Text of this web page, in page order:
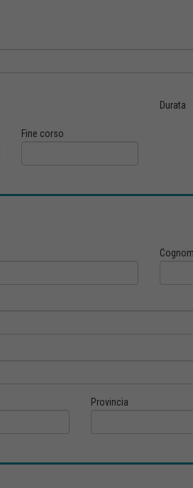
Durata
Fine corso
Provincia